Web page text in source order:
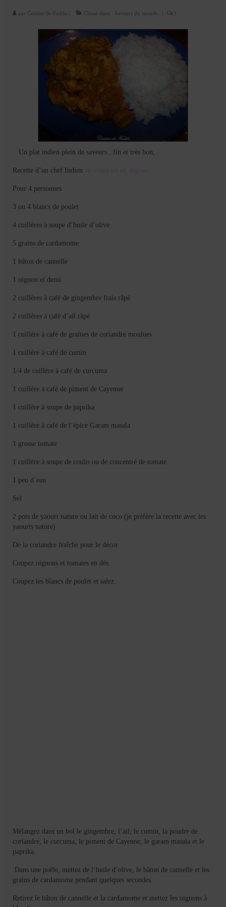
dessert à l’assiette
Gâteaux
Gâteaux coquins en pâte à sucre
Gâteaux de Fête
Gâteaux d’anniversaire
petits gâteaux
Glaces et sorbets
Macarons
Mignardises
Pâtisserie Marocaine
aid
Ramadan
Partenariats
par Cuisine de Fadila Classé dans : Saveurs du monde 1
Un plat indien plein de saveurs , fin et très bon,
Recette d’un chef Indien
Pour 4 personnes
3 ou 4 blancs de poulet
4 cuillères à soupe d’huile d’olive
5 grains de cardamome
1 bâton de cannelle
1 oignon et demi
2 cuillères à café de gingembre frais râpé
2 cuillères à café d’ail râpé
1 cuillère à café de graines de coriandre moulues
1 cuillère à café de cumin
1/4 de cuillère à café de curcuma
1 cuillère à café de piment de Cayenne
1 cuillère à soupe de paprika
1 cuillère à café de l’épice Garam masala
1 grosse tomate
1 cuillère à soupe de coulis ou de concentré de tomate
1 peu d’eau
Sel
2 pots de yaourt nature ou lait de coco (je préfère la recette avec les
yaourts nature)
De la coriandre fraîche pour le décor
Coupez oignons et tomates en dés.
Coupez les blancs de poulet et salez.
Mélangez dans un bol le gingembre, l’ail, le cumin, la poudre de
coriandre, le curcuma, le piment de Cayenne, le garam masala et le
paprika.
Dans une poêle, mettez de l’huile d’olive, le bâton de cannelle et les
grains de cardamome pendant quelques secondes.
Retirez le bâton de cannelle et la cardamome et mettez les oignons à